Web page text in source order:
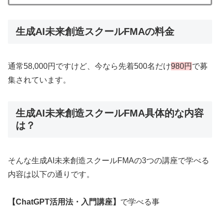
生成AI未来創造スクールFMAの料金
通常58,000円ですけど、今なら先着500名だけ980円 で募
集されています。
生成AI未来創造スクールFMA具体的な内容
は？
そんな生成AI未来創造スクールFMAの3つの講座で学べる
内容は以下の通りです。
【ChatGPT活用法・入門講座】 で学べる事